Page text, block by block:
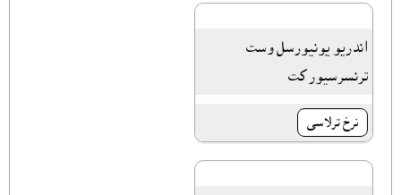
اندریو یونیورسل وست
ترنسرسیور کت
نرخ ترلاسى